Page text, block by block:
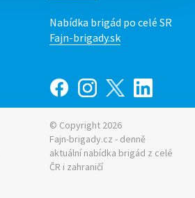
Nabídka brigád po celé SR
Fajn-brigady.sk
© Copyright 2026
Fajn-brigady.cz - denně
aktuální nabídka brigád z celé
ČR i zahraničí